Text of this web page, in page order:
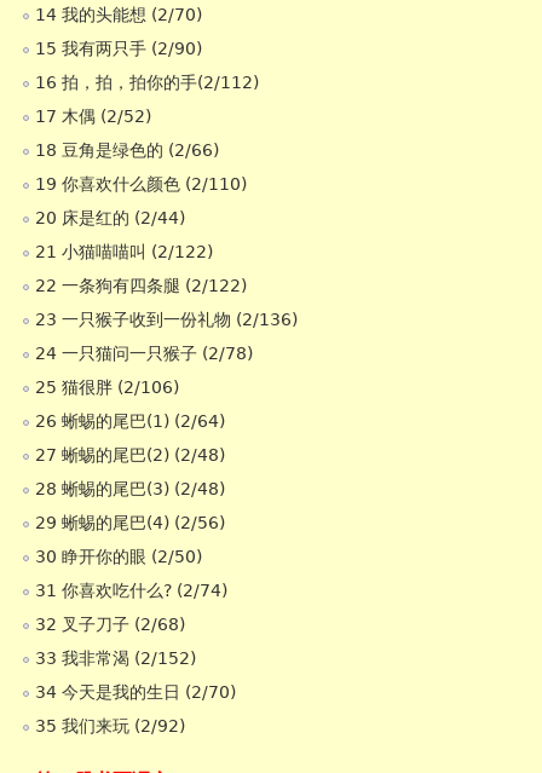
14 我的头能想 (2/70)
15 我有两只手 (2/90)
16 拍，拍，拍你的手(2/112)
17 木偶 (2/52)
18 豆角是绿色的 (2/66)
19 你喜欢什么颜色 (2/110)
20 床是红的 (2/44)
21 小猫喵喵叫 (2/122)
22 一条狗有四条腿 (2/122)
23 一只猴子收到一份礼物 (2/136)
24 一只猫问一只猴子 (2/78)
25 猫很胖 (2/106)
26 蜥蜴的尾巴(1) (2/64)
27 蜥蜴的尾巴(2) (2/48)
28 蜥蜴的尾巴(3) (2/48)
29 蜥蜴的尾巴(4) (2/56)
30 睁开你的眼 (2/50)
31 你喜欢吃什么? (2/74)
32 叉子刀子 (2/68)
33 我非常渴 (2/152)
34 今天是我的生日 (2/70)
35 我们来玩 (2/92)